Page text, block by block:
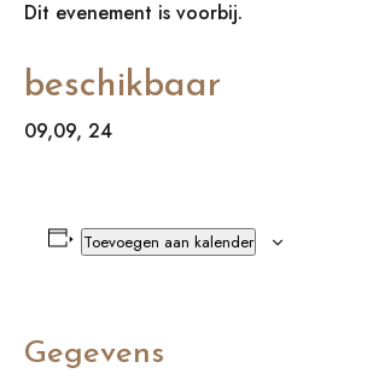
Dit evenement is voorbij.
beschikbaar
09,09, 24
Toevoegen aan kalender
Gegevens